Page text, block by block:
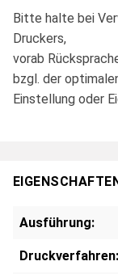
Bitte halte bei
Druckers,
vorab
bzgl. der
Einstellung oder
EIGENSCHAFTEN
Ausführung:
Druckverfahren: